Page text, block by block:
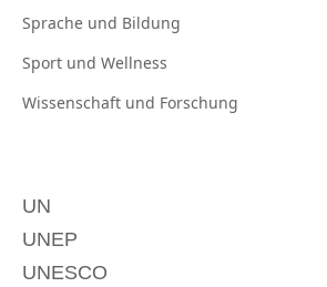
Sprache und Bildung
Sport und Wellness
Wissenschaft und Forschung
UN
UNEP
UNESCO